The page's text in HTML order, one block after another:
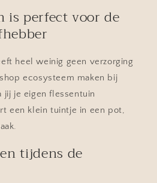
is perfect voor de
heel weinig geen verzorging
ecosysteem maken bij
jij je eigen flessentuin
een klein tuintje in een pot,
tijdens de